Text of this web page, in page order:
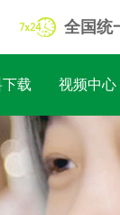
全国统
载 视频中心